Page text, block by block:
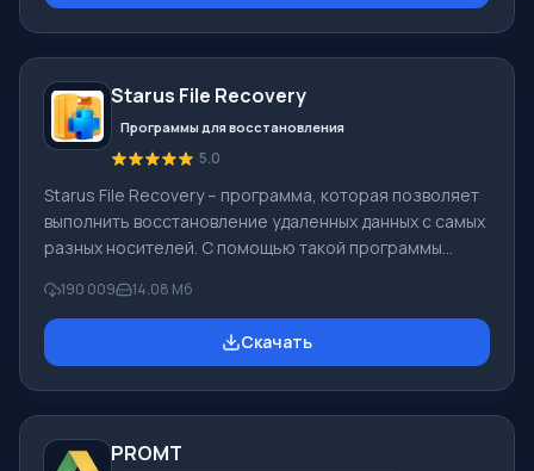
Maker - добавить можно фоновую аудиодорожку,
использовать между
Starus File Recovery
Программы для восстановления
5.0
Starus File Recovery – программа, которая позволяет
выполнить восстановление удаленных данных с самых
разных носителей. С помощью такой программы
разными способами. Например, они были удалены
мимо Корзины, скрыты под воздействием
вредоносного программного обеспечения, утеряны
различными устройствами, например, с жесткими
190 009 14.08 Мб
Скачать
PROMT